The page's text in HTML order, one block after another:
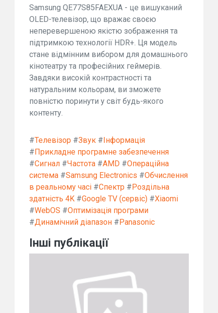
Samsung QE77S85FAEXUA - це вишуканий
OLED-телевізор, що вражає своєю
неперевершеною якістю зображення та
підтримкою технології HDR+. Ця модель
стане відмінним вибором для домашнього
кінотеатру та професійних геймерів.
Завдяки високій контрастності та
натуральним кольорам, ви зможете
повністю поринути у світ будь-якого
контенту.
#Телевізор #Звук #Інформація
#Прикладне програмне забезпечення
#Сигнал #Частота #AMD #Операційна
система #Samsung Electronics #Обчислення
в реальному часі #Спектр #Роздільна
здатність 4K #Google TV (сервіс) #Xiaomi
#WebOS #Оптимізація програми
#Динамічний діапазон #Panasonic
Інші публікації